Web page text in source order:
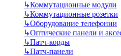
↳Коммутационные модули
↳Коммутационные розетки
↳Оборудование телефонии
↳Оптические панели и
↳Патч-корды
↳Патч-панели